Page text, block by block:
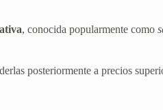
, conocida popularmente como
posteriormente a precios